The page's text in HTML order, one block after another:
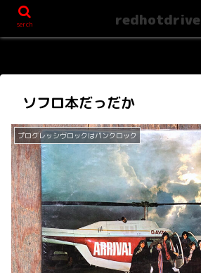
ソフロ本だっだか
プログレッシヴロックはパンクロック
serch redhotdrive